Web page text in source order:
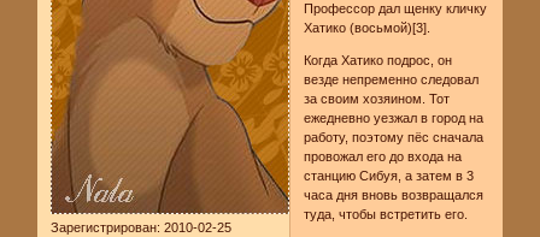
Зарегистрирован: 2010-02-25
Профессор дал щенку кличку
Хатико (восьмой)[3].
Когда Хатико подрос, он
везде непременно следовал
за своим хозяином. Тот
ежедневно уезжал в город на
работу, поэтому пёс сначала
провожал его до входа на
станцию Сибуя, а затем в 3
часа дня вновь возвращался
туда, чтобы встретить его.